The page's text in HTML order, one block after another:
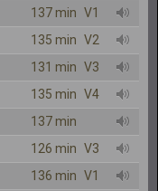
137 min V1
135 min V2
131 min V3
135 min V4
137 min
126 min V3
136 min V1